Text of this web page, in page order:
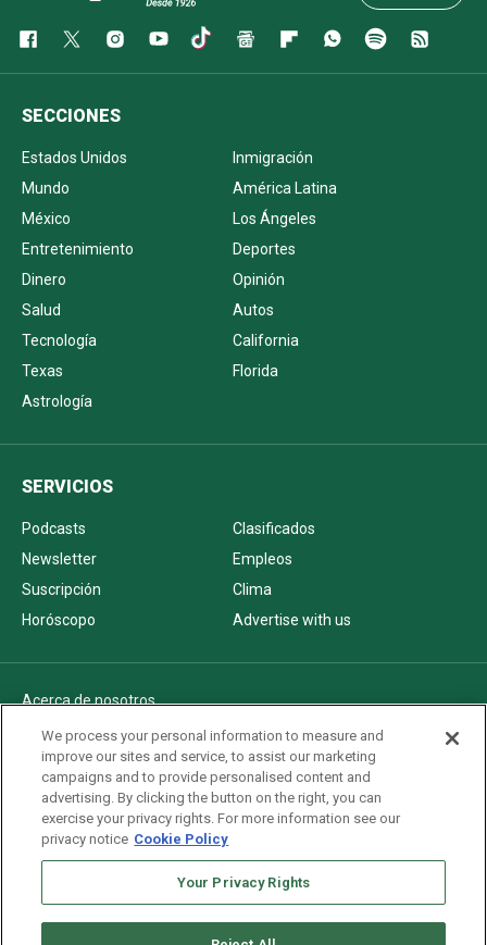
SECCIONES
Estados Unidos
Inmigración
Mundo
América Latina
México
Los Ángeles
Entretenimiento
Deportes
Dinero
Opinión
Salud
Autos
Tecnología
California
Texas
Florida
Astrología
SERVICIOS
Podcasts
Clasificados
Newsletter
Empleos
Suscripción
Clima
Horóscopo
Advertise with us
Acerca de nosotros
Politica de privacidad
Pautas Editoriales
AdChoices
Advertise with us
Newsletters
We process your personal information to measure and
improve our sites and service, to assist our marketing
campaigns and to provide personalised content and
advertising. By clicking the button on the right, you can
exercise your privacy rights. For more information see our
privacy notice Cookie Policy
Your Privacy Rights